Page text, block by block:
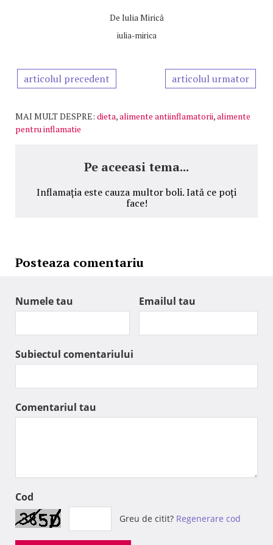
De Iulia Mirică
iulia-mirica
articolul precedent articolul urmator
MAI MULT DESPRE: dieta,alimente antiinflamatorii,alimente
pentru inflamatie
Pe aceeasi tema...
Inflamația este cauza multor boli. Iată ce poți
face!
Posteaza comentariu
Numele tau Emailul tau
Subiectul comentariului
Comentariul tau
Cod
Greu de citit? Regenerare cod